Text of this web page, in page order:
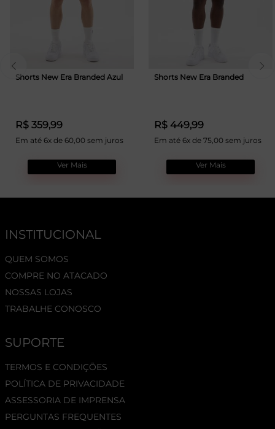
Shorts New Era Branded Azul
R$ 359,99
Em até 6x de 60,00 sem juros
Ver Mais
Shorts New Era Branded
R$ 449,99
Em até 6x de 75,00 sem juros
Ver Mais
INSTITUCIONAL
QUEM SOMOS
COMPRE NO ATACADO
NOSSAS LOJAS
TRABALHE CONOSCO
SUPORTE
TERMOS E CONDIÇÕES
POLÍTICA DE PRIVACIDADE
ASSESSORIA DE IMPRENSA
PERGUNTAS FREQUENTES